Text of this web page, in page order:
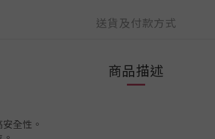
送貨及付款方式
商品描述
全性。